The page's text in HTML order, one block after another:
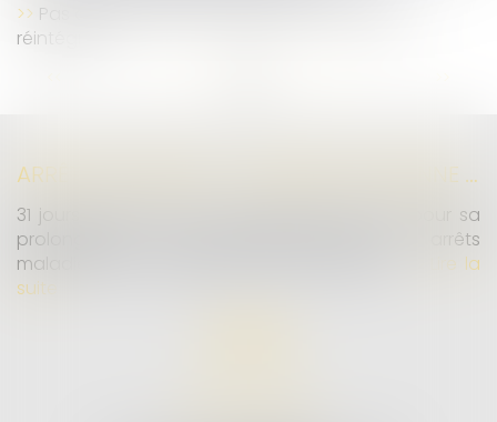
Pas d’indemnités de rupture pour le salarié
réintégré !
ARRÊTS DE TRAVAIL : UN DÉCRET PLAFONNE POUR LA PREMIÈRE FOIS LEUR DURÉE À PARTIR DU 1ER SEPTEMBRE 2026
31 jours maximum pour un premier arrêt, 62 pour sa
prolongation : dès septembre 2026, vos arrêts
maladie seront plafonnés comme jamais...
Lire la
suite